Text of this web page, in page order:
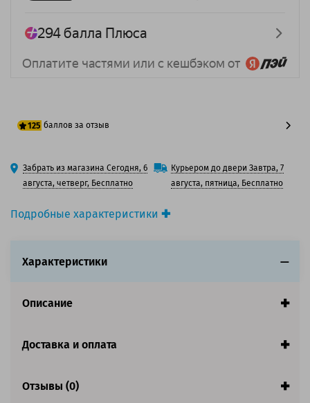
Подробные характеристики
Вид товара:Картридж струйный
Ресурс:3 400 страниц формата А4 при 5%
Страна:Япония
Обратите внимание:
125 баллов за отзыв
100 баллов
125 баллов
Забрать из магазина Сегодня, 6
августа, четверг, Бесплатно
Курьером до двери Завтра, 7
августа, пятница, Бесплатно
Характеристики
Описание
Доставка и оплата
Отзывы (0)